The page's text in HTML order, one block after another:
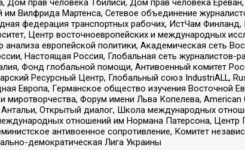
Дом прав человека Тбилиси, Дом прав человека
Вилфрида Мартенса, Сетевое объединение
федерация транспортных рабочих, ИстЧам
Центр восточноевропейских и международных
европейской политики, Академическая сеть
Настоящая Россия, Глобальная сеть журналистов-
Фонд глобальной помощи, Антивоенный комитет
Ресурсный Центр, Глобальный союз IndustriALL,
Европа, Германское общество изучения Восточной
Форум имени Льва Копелева, American
Открытый диалог, Школа международных
отношений им Нормана Патерсона,
антивоенное сопротивление, Комитет
демократическая Лига Украины